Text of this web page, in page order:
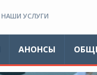
НАШИ УСЛУГИ
АНОНСЫ